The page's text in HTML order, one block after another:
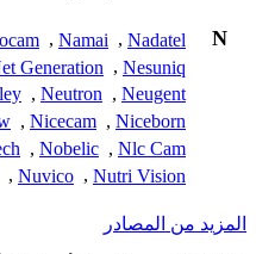
N
Nadatel
,
Namai
,
Nesuniq
,
Generation
Neugent
,
Neutron
,
Niceborn
,
Nicecam
,
Nlc Cam
,
Nobelic
,
Nutri Vision
,
Nuvico
,
المزيد من المصادر